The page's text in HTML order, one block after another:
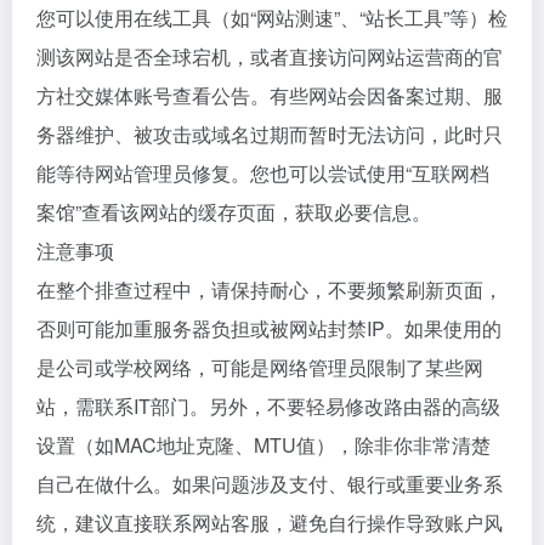
您可以使用在线工具（如“网站测速”、“站长工具”等）检
测该网站是否全球宕机，或者直接访问网站运营商的官
方社交媒体账号查看公告。有些网站会因备案过期、服
务器维护、被攻击或域名过期而暂时无法访问，此时只
能等待网站管理员修复。您也可以尝试使用“互联网档
案馆”查看该网站的缓存页面，获取必要信息。
注意事项
在整个排查过程中，请保持耐心，不要频繁刷新页面，
否则可能加重服务器负担或被网站封禁IP。如果使用的
是公司或学校网络，可能是网络管理员限制了某些网
站，需联系IT部门。另外，不要轻易修改路由器的高级
设置（如MAC地址克隆、MTU值），除非你非常清楚
自己在做什么。如果问题涉及支付、银行或重要业务系
统，建议直接联系网站客服，避免自行操作导致账户风